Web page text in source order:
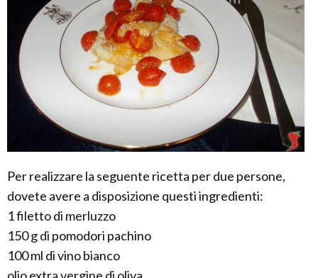
Per realizzare la seguente ricetta per due persone,
dovete avere a disposizione questi ingredienti:
1 filetto di merluzzo
150 g di pomodori pachino
100 ml di vino bianco